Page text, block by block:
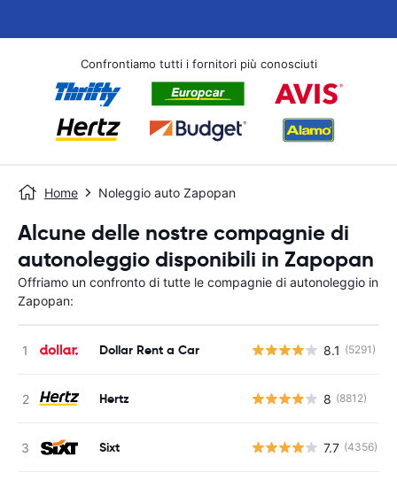
Confrontiamo tutti i fornitori più conosciuti
Home Noleggio auto Zapopan
Alcune delle nostre compagnie di
autonoleggio disponibili in Zapopan
Offriamo un confronto di tutte le compagnie di autonoleggio in
Zapopan:
Dollar Rent a Car 8.1 (5291)
Hertz 8 (8812)
Sixt 7.7 (4356)